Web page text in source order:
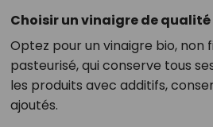
Choisir un vinaigre de qualité
Optez pour un vinaigre bio, non
pasteurisé, qui conserve tous
les produits avec additifs,
ajoutés.